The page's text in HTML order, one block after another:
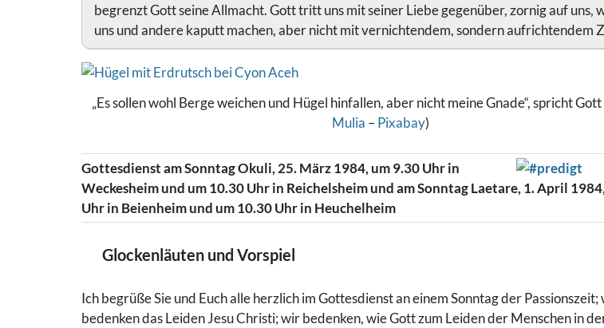
begrenzt Gott seine Allmacht. Gott tritt uns mit seiner Liebe gegenüber, zornig auf uns,
uns und andere kaputt machen, aber nicht mit vernichtendem, sondern aufrichtendem
„Es sollen wohl Berge weichen und Hügel hinfallen, aber nicht meine Gnade“, spricht
Mulia –Pixabay)
Gottesdienst am Sonntag Okuli, 25. März 1984, um 9.30 Uhr in
Weckesheim und um 10.30 Uhr in Reichelsheim und am Sonntag Laetare, 1. April
Uhr in Beienheim und um 10.30 Uhr in Heuchelheim
Glockenläuten und Vorspiel
Ich begrüße Sie und Euch alle herzlich im Gottesdienst an einem Sonntag der Passionszeit;
bedenken das Leiden Jesu Christi; wir bedenken, wie Gott zum Leiden der Menschen in